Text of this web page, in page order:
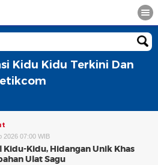
Kidu Kidu Terkini Dan
2026 07:00 WIB
Kidu-Kidu, Hidangan Unik Khas
Ulat Sagu